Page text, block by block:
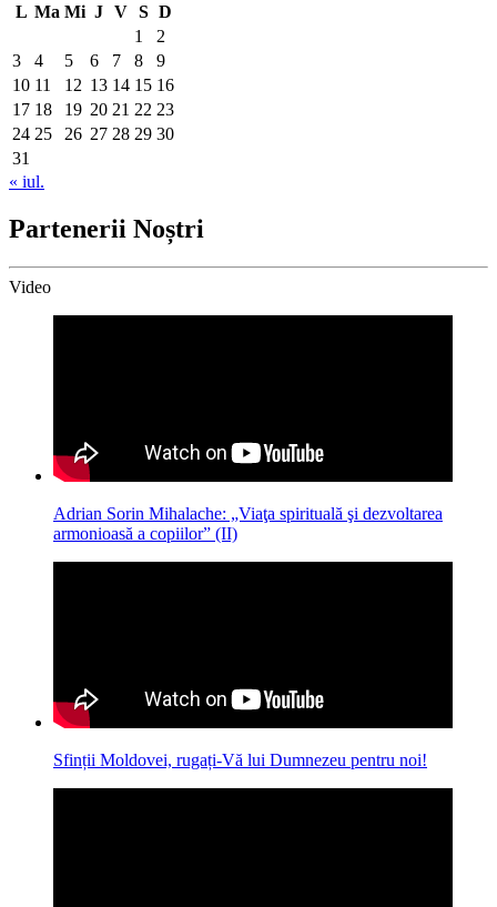
L Ma Mi J V S D
1
2
3
4 5 6 7 8
9
10 11 12 13 14 15 16
17 18 19 20 21 22 23
24 25 26 27 28 29 30
31
« iul.
Partenerii Noștri
Video
Adrian Sorin Mihalache: „Viaţa spirituală şi dezvoltarea
armonioasă a copiilor” (II)
Sfinții Moldovei, rugați-Vă lui Dumnezeu pentru noi!